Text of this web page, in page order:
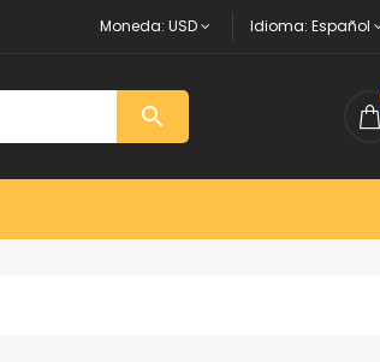
Moneda: USD Idioma: Español
